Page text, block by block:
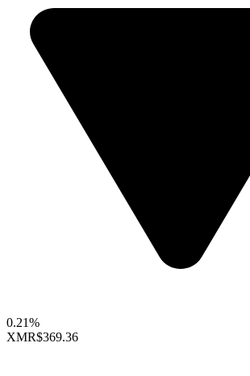
0.21%
XMR$369.36